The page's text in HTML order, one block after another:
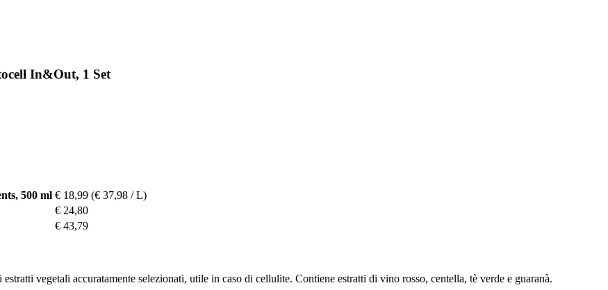
In&Out, 1 Set
500 ml € 18,99 (€ 37,98 / L)
€ 24,80
€ 43,79
vegetali accuratamente selezionati, utile in caso di cellulite. Contiene estratti di vino rosso, centella, tè verde e guaranà.